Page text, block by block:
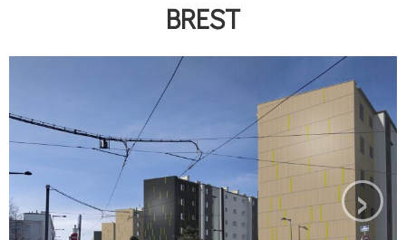
BREST
›